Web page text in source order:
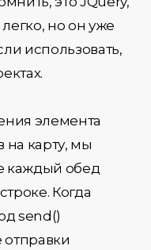
но он уже
использовать,
элемента
на карту, мы
каждый обед
Когда
send()
отправки